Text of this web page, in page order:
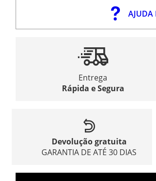
AJUDA
Entrega
Rápida e Segura
Devolução gratuita
GARANTIA DE ATÉ 30 DIAS